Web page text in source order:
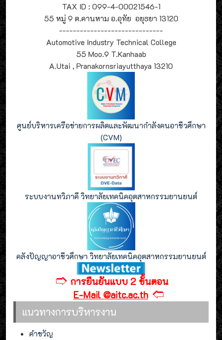
TAX ID : 099-4-00021546-1
55 หมู่ 9 ต.คานหาม อ.อุทัย อยุธยา 13120
------------------------------
Automotive Industry Technical College
55 Moo.9 T.Kanhaab
A.Utai , Pranakornsriayutthaya 13210
ศูนย์บริหารเครือข่ายการผลิตและพัฒนากำลังคนอาชีวศึกษา
(CVM)
ระบบงานทวิภาคี วิทยาลัยเทคนิคอุตสาหกรรมยานยนต์
คลังปัญญาอาชีวศึกษา วิทยาลัยเทคนิคอุตสาหกรรมยานยนต์
🢣 การยืนยันแบบ 2 ขั้นตอน
E-Mail @aitc.ac.th 🢢
แนวทางการบริหารงาน
คำขวัญ